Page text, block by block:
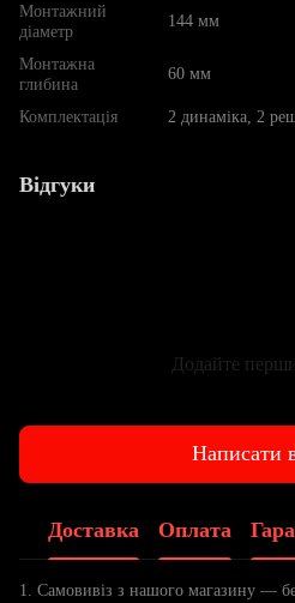
Монтажний
діаметр
144 мм
Монтажна
глибина
60 мм
Комплектація 2 динаміка, 2
Відгуки
Додайте
Написати
Доставка Оплата
1. Самовивіз з нашого магазину —